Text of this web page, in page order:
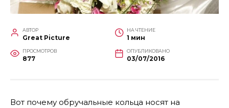
АВТОР
Great Picture
НА ЧТЕНИЕ
1 мин
ПРОСМОТРОВ
877
ОПУБЛИКОВАНО
03/07/2016
Вот почему обручальные кольца носят на